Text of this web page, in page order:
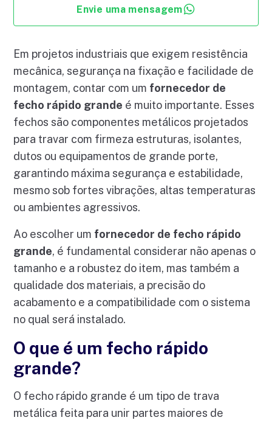
Envie uma mensagem
Em projetos industriais que exigem resistência
mecânica, segurança na fixação e facilidade de
montagem, contar com um fornecedor de
fecho rápido grande é muito importante. Esses
fechos são componentes metálicos projetados
para travar com firmeza estruturas, isolantes,
dutos ou equipamentos de grande porte,
garantindo máxima segurança e estabilidade,
mesmo sob fortes vibrações, altas temperaturas
ou ambientes agressivos.
Ao escolher um fornecedor de fecho rápido
grande, é fundamental considerar não apenas o
tamanho e a robustez do item, mas também a
qualidade dos materiais, a precisão do
acabamento e a compatibilidade com o sistema
no qual será instalado.
O que é um fecho rápido
grande?
O fecho rápido grande é um tipo de trava
metálica feita para unir partes maiores de